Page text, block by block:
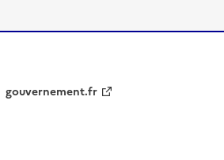
gouvernement.fr